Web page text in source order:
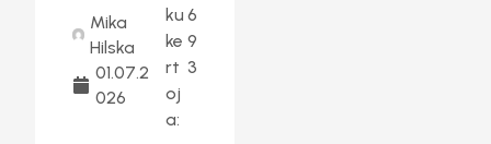
Mika
Hilska
01.07.2
026
ku
ke
rt
oj
a:
6
9
3